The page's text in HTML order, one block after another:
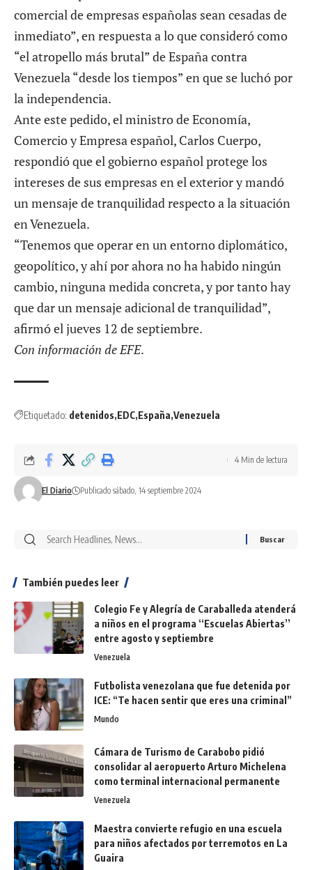
comercial de empresas españolas sean cesadas de
inmediato”, en respuesta a lo que consideró como
“el atropello más brutal” de España contra
Venezuela “desde los tiempos” en que se luchó por
la independencia.
Ante este pedido, el ministro de Economía,
Comercio y Empresa español, Carlos Cuerpo,
respondió que el gobierno español protege los
intereses de sus empresas en el exterior y mandó
un mensaje de tranquilidad respecto a la situación
en Venezuela.
“Tenemos que operar en un entorno diplomático,
geopolítico, y ahí por ahora no ha habido ningún
cambio, ninguna medida concreta, y por tanto hay
que dar un mensaje adicional de tranquilidad”,
afirmó el jueves 12 de septiembre.
Con información de EFE.
Etiquetado: detenidos EDC España Venezuela
El Diario Publicado sábado, 14 septiembre 2024
4 Min de lectura
También puedes leer
Colegio Fe y Alegría de Caraballeda atenderá
a niños en el programa ‘‘Escuelas Abiertas’’
entre agosto y septiembre
Venezuela
Futbolista venezolana que fue detenida por
ICE: “Te hacen sentir que eres una criminal”
Mundo
Cámara de Turismo de Carabobo pidió
consolidar al aeropuerto Arturo Michelena
como terminal internacional permanente
Venezuela
Maestra convierte refugio en una escuela
para niños afectados por terremotos en La
Guaira